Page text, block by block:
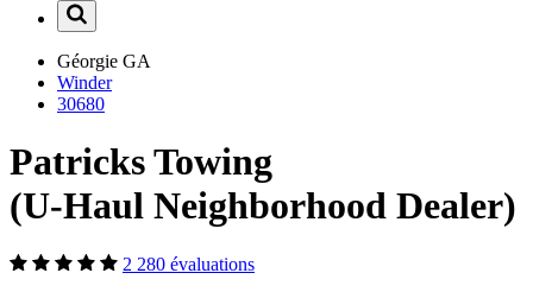
Géorgie GA
Winder
30680
Patricks Towing
(U-Haul Neighborhood Dealer)
2 280 évaluations